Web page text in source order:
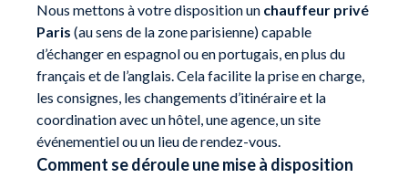
Nous mettons à votre disposition un chauffeur privé
Paris (au sens de la zone parisienne) capable
d’échanger en espagnol ou en portugais, en plus du
français et de l’anglais. Cela facilite la prise en charge,
les consignes, les changements d’itinéraire et la
coordination avec un hôtel, une agence, un site
événementiel ou un lieu de rendez-vous.
Comment se déroule une mise à disposition